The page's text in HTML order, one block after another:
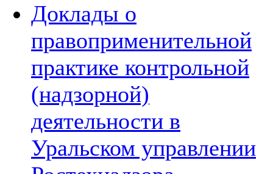
Доклады о
правоприменительной
практике контрольной
(надзорной)
деятельности в
Уральском управлении